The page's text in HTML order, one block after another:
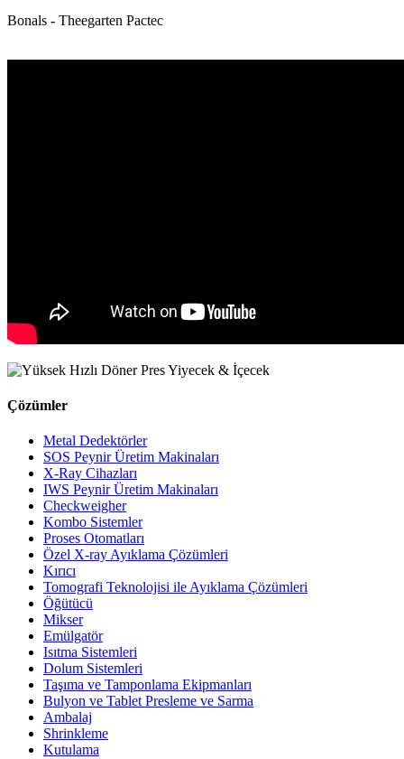
Bonals - Theegarten Pactec
Çözümler
Metal Dedektörler
SOS Peynir Üretim Makinaları
X-Ray Cihazları
IWS Peynir Üretim Makinaları
Checkweigher
Kombo Sistemler
Proses Otomatları
Özel X-ray Ayıklama Çözümleri
Kırıcı
Tomografi Teknolojisi ile Ayıklama Çözümleri
Öğütücü
Mikser
Emülgatör
Isıtma Sistemleri
Dolum Sistemleri
Taşıma ve Tamponlama Ekipmanları
Bulyon ve Tablet Presleme ve Sarma
Ambalaj
Shrinkleme
Kutulama